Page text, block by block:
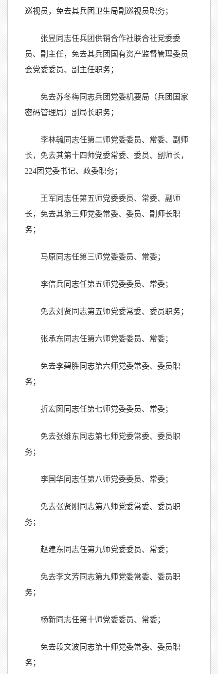
巡视员，免去其兵团卫生局副巡视员职务；
张昱同志任兵团供销合作社联合社党委委
员、副主任，免去其兵团国有资产监督管理委员
会党委委员、副主任职务；
免去苏冬梅同志兵团党委机要局（兵团国家
密码管理局）副局长职务；
李林毓同志任第二师党委委员、常委、副师
长，免去其第十四师党委常委、委员、副师长，
224团党委书记、政委职务；
王军同志任第五师党委委员、常委、副师
长，免去其第三师党委常委、委员、副师长职
务；
马原同志任第三师党委委员、常委；
李信兵同志任第五师党委委员、常委；
免去刘贤同志第五师党委常委、委员职务；
张承东同志任第六师党委委员、常委；
免去李碧胜同志第六师党委常委、委员职
务；
折宏图同志任第七师党委委员、常委；
免去张维东同志第七师党委常委、委员职
务；
李国华同志任第八师党委委员、常委；
免去张贤刚同志第八师党委常委、委员职
务；
赵建东同志任第九师党委委员、常委；
免去李文芳同志第九师党委常委、委员职
务；
杨新同志任第十师党委委员、常委；
免去段文波同志第十师党委常委、委员职
务；